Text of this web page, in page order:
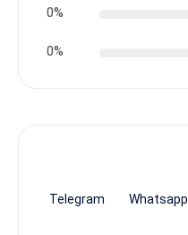
0%
0%
Whatsapp
Telegram